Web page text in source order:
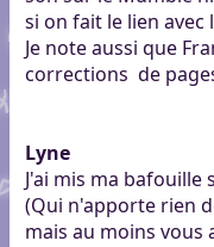
si on fait le lien avec
Je note aussi que
corrections de
Lyne
J'ai mis ma bafouille
(Qui n'apporte rien
mais au moins vous